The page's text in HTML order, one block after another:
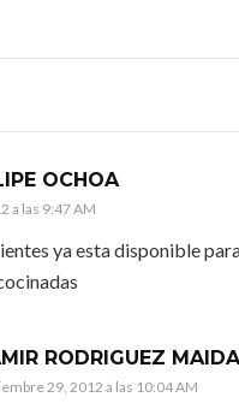
OCHOA
a las 9:47 AM
ya esta disponible
RODRIGUEZ MAIDA
29, 2012 a las 10:04 AM